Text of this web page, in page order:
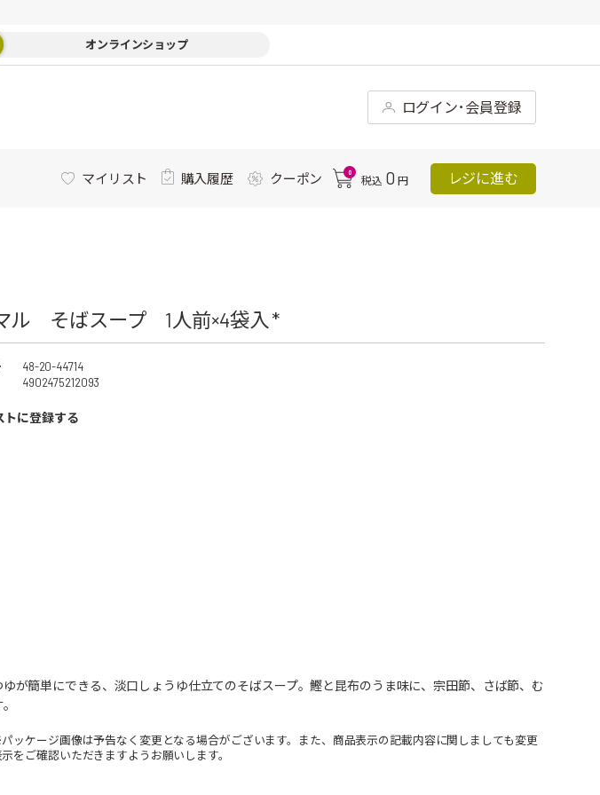
オンラインショップ
ログイン･会員登録
マイリスト 購入履歴 クーポン 0
税込 0 円 レジに進む
ル そばスープ 1人前×4袋入 *
48-20-44714
4902475212093
トに登録する
が簡単にできる、淡口しょうゆ仕立てのそばスープ。鰹と昆布のうま味に、宗田節、さば節、む
ケージ画像は予告なく変更となる場合がございます。また、商品表示の記載内容に関しましても変更
をご確認いただきますようお願いします。